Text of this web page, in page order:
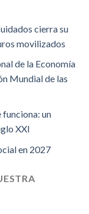
cierra su
movilizados
de la Economía
Mundial de las
funciona: un
XXI
en 2027